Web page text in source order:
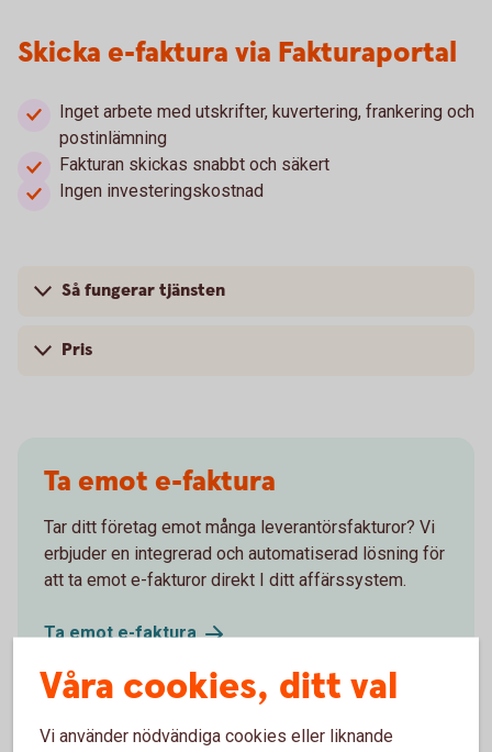
Skicka e-faktura via Fakturaportal
Inget arbete med utskrifter, kuvertering, frankering och
postinlämning
Fakturan skickas snabbt och säkert
Ingen investeringskostnad
Så fungerar tjänsten
Pris
Ta emot e-faktura
Tar ditt företag emot många leverantörsfakturor? Vi
erbjuder en integrerad och automatiserad lösning för
att ta emot e-fakturor direkt I ditt affärssystem.
Ta emote-faktura
Våra cookies, ditt val
Vi använder nödvändiga cookies eller liknande